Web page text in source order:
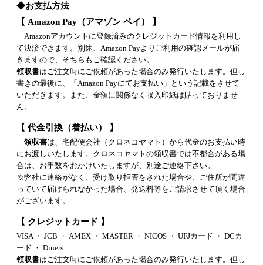
◆お支払方法
【 Amazon Pay（アマゾン ペイ） 】
Amazonアカウントに登録済みのクレジットカード情報を利用し
て決済できます。別途、Amazon Payよりご利用の確認メールが届
きますので、そちらもご確認ください。
領収書はご注文時にご依頼があった場合のみ発行いたします。但し
書きの最後に、「Amazon Payにてお支払い」という記載をさせて
いただきます。また、金額に関係なく収入印紙は貼っておりませ
ん。
【 代金引換（着払い） 】
領収書は、宅配便会社（クロネコヤマト）から代金のお支払い時
にお渡しいたします。クロネコヤマトの領収書では不都合がある場
合は、お手数をおかけいたしますが、別途ご連絡下さい。
※弊社に連絡がなく、受け取り拒否をされた場合や、ご住所が間違
っていて届けられなかった場合、発送料等をご請求させて頂く場合
がございます。
【 クレジットカード 】
VISA ・ JCB ・ AMEX ・ MASTER ・ NICOS ・ UFJカード ・ DCカ
ード ・ Diners
領収書はご注文時にご依頼があった場合のみ発行いたします。但し